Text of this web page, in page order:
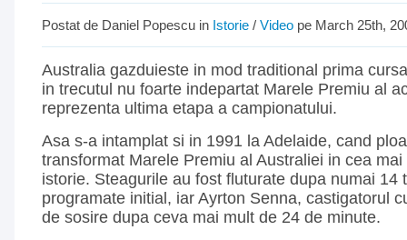
Postat de Daniel Popescu in Istorie / Video pe March 25th,
Australia gazduieste in mod traditional prima
in trecutul nu foarte indepartat Marele Premiu al
reprezenta ultima etapa a campionatului.
Asa s-a intamplat si in 1991 la Adelaide, cand
transformat Marele Premiu al Australiei in cea
istorie. Steagurile au fost fluturate dupa numai 14
programate initial, iar Ayrton Senna, castigatorul
de sosire dupa ceva mai mult de 24 de minute.